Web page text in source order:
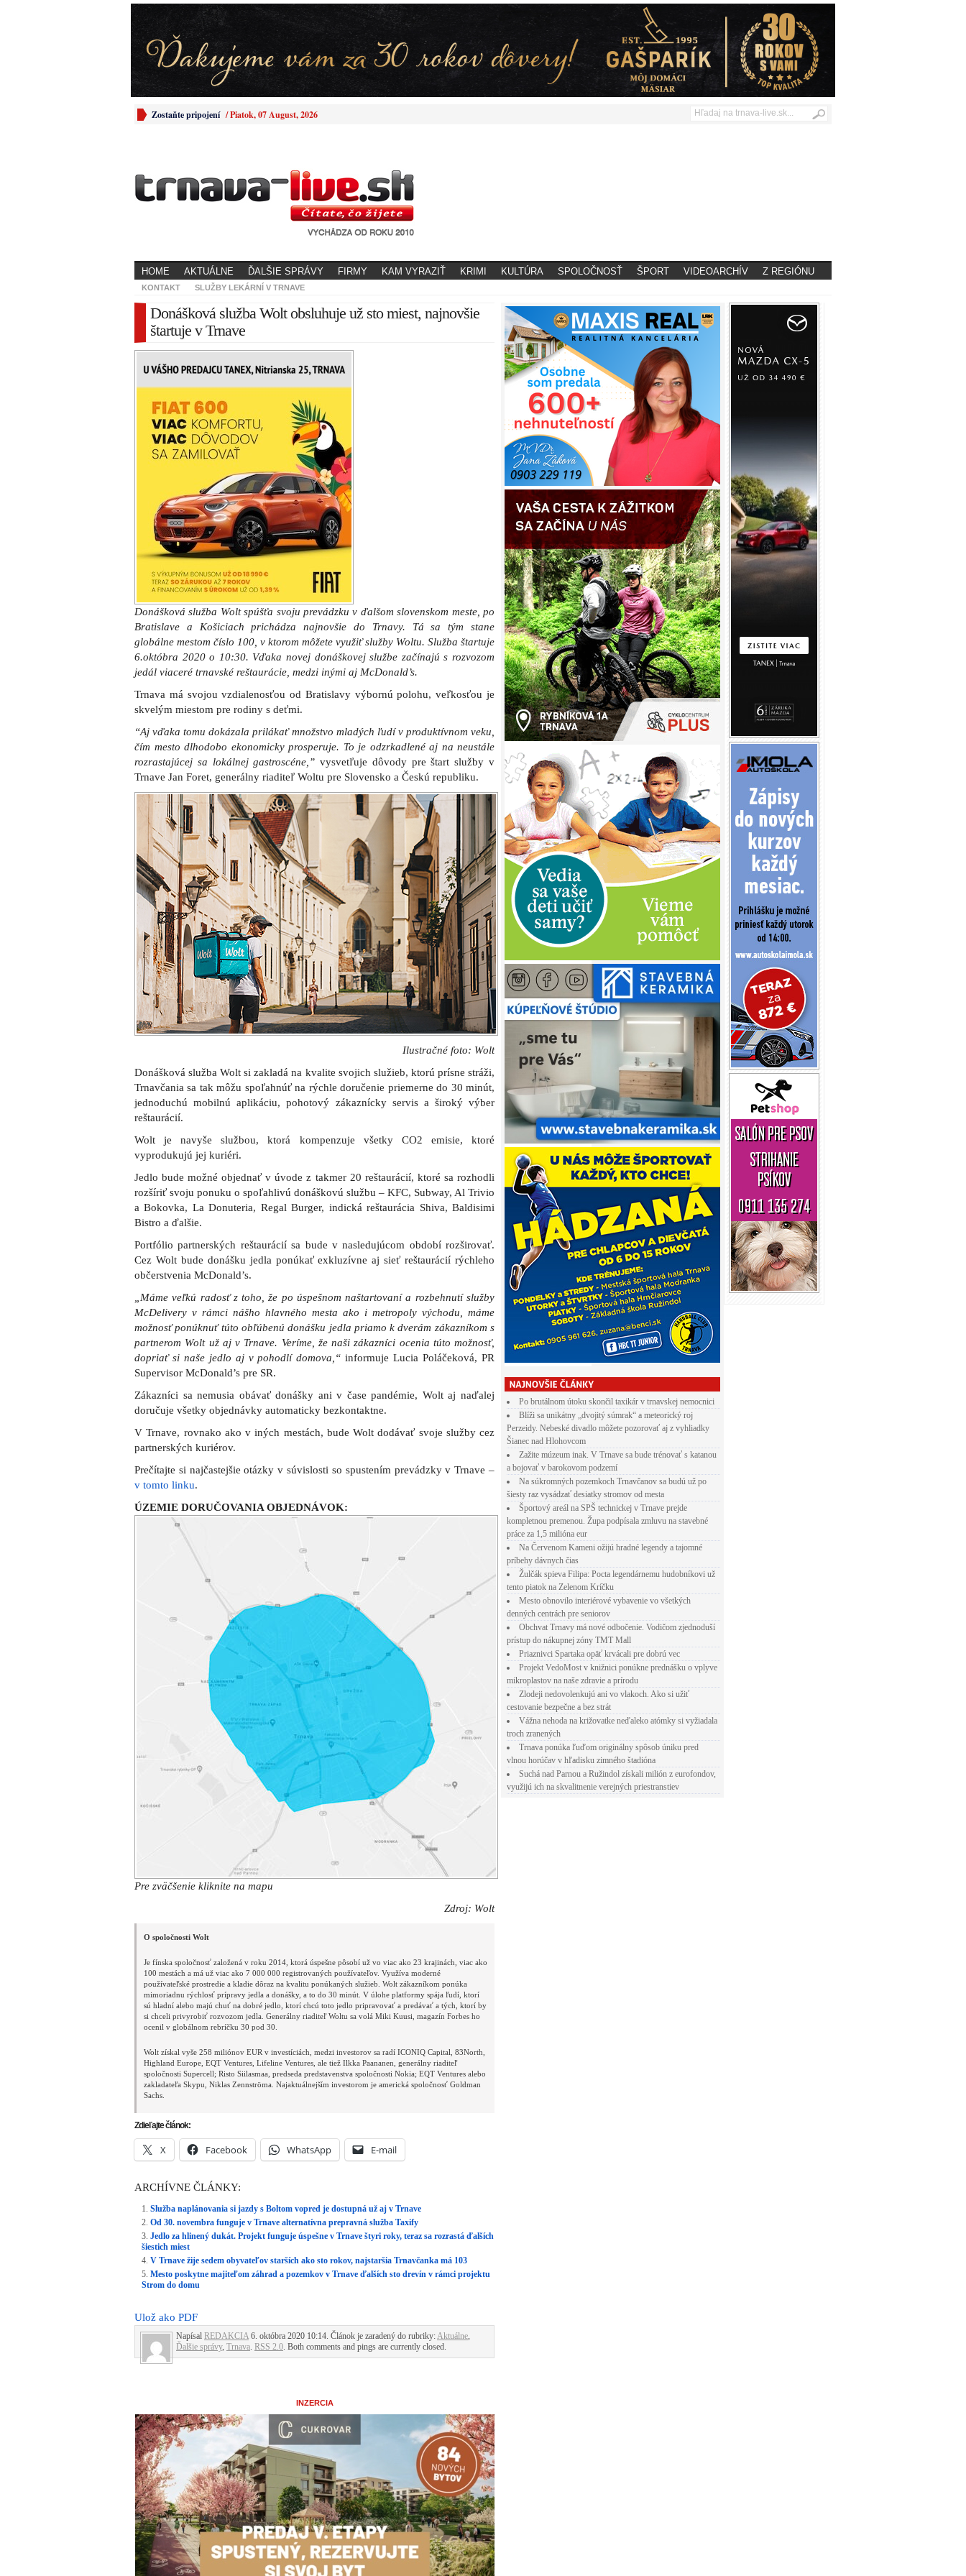
Zostaňte pripojení /Piatok, 07 August, 2026
HOME AKTUÁLNE ĎALŠIE SPRÁVY FIRMY KAM VYRAZIŤ KRIMI KULTÚRA SPOLOČNOSŤ ŠPORT VIDEOARCHÍV Z REGIÓNU
KONTAKT SLUŽBY LEKÁRNÍ V TRNAVE
Donášková služba Wolt obsluhuje už sto miest, najnovšie
štartuje v Trnave
Donášková služba Wolt spúšťa svoju prevádzku v ďalšom slovenskom meste, po
Bratislave a Košiciach prichádza najnovšie do Trnavy. Tá sa tým stane
globálne mestom číslo 100, v ktorom môžete využiť služby Woltu. Služba štartuje
6.októbra 2020 o 10:30. Vďaka novej donáškovej službe začínajú s rozvozom
jedál viaceré trnavské reštaurácie, medzi inými aj McDonald’s.
Trnava má svojou vzdialenosťou od Bratislavy výbornú polohu, veľkosťou je
skvelým miestom pre rodiny s deťmi.
“Aj vďaka tomu dokázala prilákať množstvo mladých ľudí v produktívnom veku,
čím mesto dlhodobo ekonomicky prosperuje. To je odzrkadlené aj na neustále
rozrastajúcej sa lokálnej gastroscéne,” vysvetľuje dôvody pre štart služby v
Trnave Jan Foret, generálny riaditeľ Woltu pre Slovensko a Českú republiku.
Ilustračné foto: Wolt
Donášková služba Wolt si zakladá na kvalite svojich služieb, ktorú prísne stráži,
Trnavčania sa tak môžu spoľahnúť na rýchle doručenie priemerne do 30 minút,
jednoduchú mobilnú aplikáciu, pohotový zákaznícky servis a široký výber
reštaurácií.
Wolt je navyše službou, ktorá kompenzuje všetky CO2 emisie, ktoré
vyprodukujú jej kuriéri.
Jedlo bude možné objednať v úvode z takmer 20 reštaurácií, ktoré sa rozhodli
rozšíriť svoju ponuku o spoľahlivú donáškovú službu – KFC, Subway, Al Trivio
a Bokovka, La Donuteria, Regal Burger, indická reštaurácia Shiva, Baldisimi
Bistro a ďalšie.
Portfólio partnerských reštaurácií sa bude v nasledujúcom období rozširovať.
Cez Wolt bude donášku jedla ponúkať exkluzívne aj sieť reštaurácií rýchleho
občerstvenia McDonald’s.
„Máme veľkú radosť z toho, že po úspešnom naštartovaní a rozbehnutí služby
McDelivery v rámci nášho hlavného mesta ako i metropoly východu, máme
možnosť ponúknuť túto obľúbenú donášku jedla priamo k dverám zákazníkom s
partnerom Wolt už aj v Trnave. Veríme, že naši zákazníci ocenia túto možnosť,
dopriať si naše jedlo aj v pohodlí domova,“ informuje Lucia Poláčeková, PR
Supervisor McDonald’s pre SR.
Zákazníci sa nemusia obávať donášky ani v čase pandémie, Wolt aj naďalej
doručuje všetky objednávky automaticky bezkontaktne.
V Trnave, rovnako ako v iných mestách, bude Wolt dodávať svoje služby cez
partnerských kuriérov.
Prečítajte si najčastejšie otázky v súvislosti so spustením prevádzky v Trnave –
v tomto linku.
ÚZEMIE DORUČOVANIA OBJEDNÁVOK:
Pre zväčšenie kliknite na mapu
Zdroj: Wolt
O spoločnosti Wolt
Je fínska spoločnosť založená v roku 2014, ktorá úspešne pôsobí už vo viac ako 23 krajinách, viac ako
100 mestách a má už viac ako 7 000 000 registrovaných používateľov. Využíva moderné
používateľské prostredie a kladie dôraz na kvalitu ponúkaných služieb. Wolt zákazníkom ponúka
mimoriadnu rýchlosť prípravy jedla a donášky, a to do 30 minút. V úlohe platformy spája ľudí, ktorí
sú hladní alebo majú chuť na dobré jedlo, ktorí chcú toto jedlo pripravovať a predávať a tých, ktorí by
si chceli privyrobiť rozvozom jedla. Generálny riaditeľ Woltu sa volá Miki Kuusi, magazín Forbes ho
ocenil v globálnom rebríčku 30 pod 30.
Wolt získal vyše 258 miliónov EUR v investíciách, medzi investorov sa radí ICONIQ Capital, 83North,
Highland Europe, EQT Ventures, Lifeline Ventures, ale tiež Ilkka Paananen, generálny riaditeľ
spoločnosti Supercell; Risto Siilasmaa, predseda predstavenstva spoločnosti Nokia; EQT Ventures alebo
zakladateľa Skypu, Niklas Zennströma. Najaktuálnejším investorom je americká spoločnosť Goldman
Sachs.
Zdieľajte článok:
X Facebook WhatsApp E-mail
ARCHÍVNE ČLÁNKY:
Služba naplánovania si jazdy s Boltom vopred je dostupná už aj v Trnave
Od 30. novembra funguje v Trnave alternatívna prepravná služba Taxify
Jedlo za hlinený dukát. Projekt funguje úspešne v Trnave štyri roky, teraz sa rozrastá ďalších
šiestich miest
V Trnave žije sedem obyvateľov starších ako sto rokov, najstaršia Trnavčanka má 103
Mesto poskytne majiteľom záhrad a pozemkov v Trnave ďalších sto drevín v rámci projektu
Strom do domu
Ulož ako PDF
Napísal REDAKCIA 6. októbra 2020 10:14. Článok je zaradený do rubriky:Aktuálne,
Ďalšie správy, Trnava. RSS 2.0. Both comments and pings are currently closed.
INZERCIA
Po brutálnom útoku skončil taxikár v trnavskej nemocnici
Blíži sa unikátny „dvojitý súmrak“ a meteorický roj
Perzeidy. Nebeské divadlo môžete pozorovať aj z vyhliadky
Šianec nad Hlohovcom
Zažite múzeum inak. V Trnave sa bude trénovať s katanou
a bojovať v barokovom podzemí
Na súkromných pozemkoch Trnavčanov sa budú už po
šiesty raz vysádzať desiatky stromov od mesta
Športový areál na SPŠ technickej v Trnave prejde
kompletnou premenou. Župa podpísala zmluvu na stavebné
práce za 1,5 milióna eur
Na Červenom Kameni ožijú hradné legendy a tajomné
príbehy dávnych čias
Žulčák spieva Filipa: Pocta legendárnemu hudobníkovi už
tento piatok na Zelenom Kríčku
Mesto obnovilo interiérové vybavenie vo všetkých
denných centrách pre seniorov
Obchvat Trnavy má nové odbočenie. Vodičom zjednoduší
prístup do nákupnej zóny TMT Mall
Priaznivci Spartaka opäť krvácali pre dobrú vec
Projekt VedoMost v knižnici ponúkne prednášku o vplyve
mikroplastov na naše zdravie a prírodu
Zlodeji nedovolenkujú ani vo vlakoch. Ako si užiť
cestovanie bezpečne a bez strát
Vážna nehoda na križovatke neďaleko atómky si vyžiadala
troch zranených
Trnava ponúka ľuďom originálny spôsob úniku pred
vlnou horúčav v hľadisku zimného štadióna
Suchá nad Parnou a Ružindol získali milión z eurofondov,
využijú ich na skvalitnenie verejných priestranstiev